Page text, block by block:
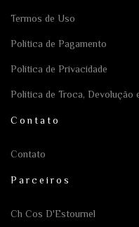
Termos de Uso
Política de Pagamento
Política de Privacidade
Política de Troca, Devolução
Contato
Contato
Parceiros
Ch Cos D'Estournel